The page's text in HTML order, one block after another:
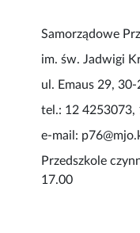
Samorządowe
im. św. Jadwigi
ul. Emaus 29,
tel.: 12 4253073,
e-mail:
Przedszkole
17.00